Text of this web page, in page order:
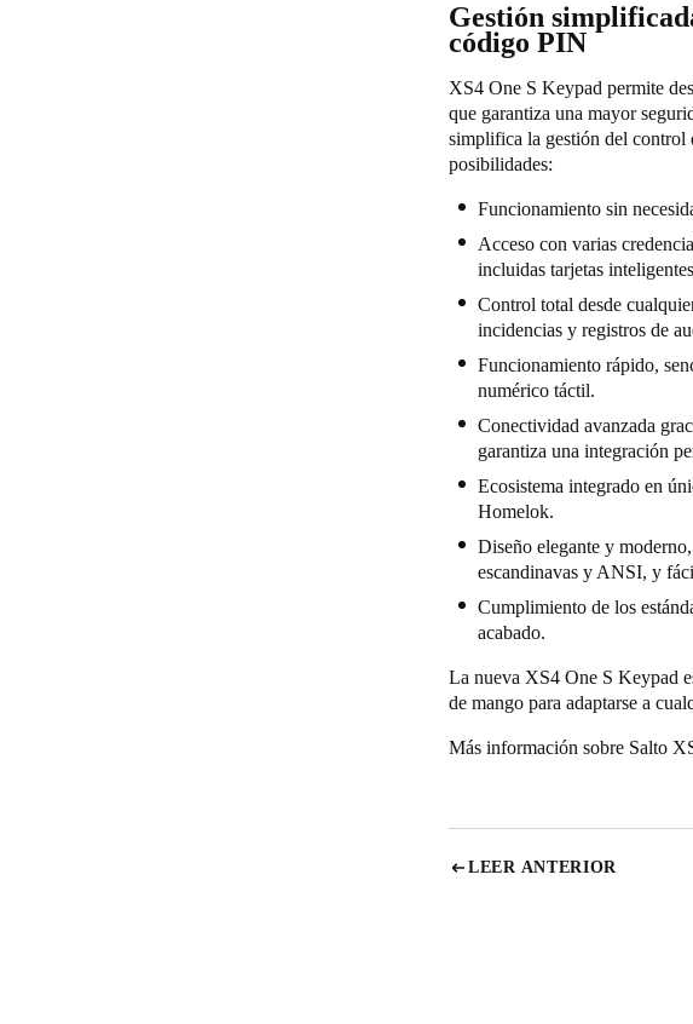
Gestión
código PIN
XS4 One S Keypad permite
que garantiza una mayor
simplifica la gestión del control
posibilidades:
Funcionamiento sin
Acceso con varias
incluidas tarjetas
Control total desde
incidencias y registros de
Funcionamiento rápido,
numérico táctil.
Conectividad avanzada
garantiza una integración
Ecosistema integrado en
Homelok.
Diseño elegante y
escandinavas y ANSI, y
Cumplimiento de los
acabado.
La nueva XS4 One S Keypad
de mango para adaptarse a
Más información sobre Salto
LEER ANTERIOR